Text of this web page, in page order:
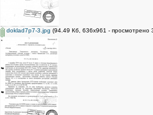
doklad7p7-3.jpg (94.49 Кб, 636x961 - просмотрено